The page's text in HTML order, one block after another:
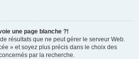
une page blanche ?!
résultats que ne peut gérer le serveur Web.
» et soyez plus précis dans le choix des
par la recherche.